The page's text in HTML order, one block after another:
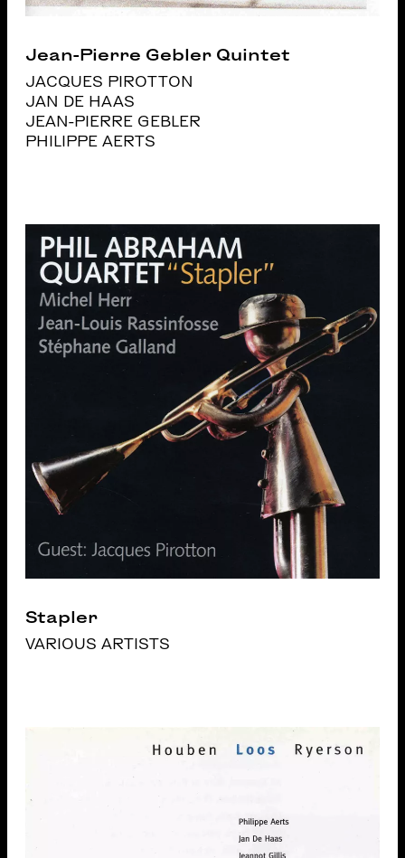
Jean-Pierre Gebler Quintet
JACQUES PIROTTON
JAN DE HAAS
JEAN-PIERRE GEBLER
PHILIPPE AERTS
Stapler
VARIOUS ARTISTS